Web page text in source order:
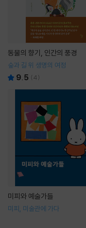
동물의 향기, 인간의 풍경
숲과 길 위 생명의 여정
9.5 (4)
미피와 예술가들
미피, 미술관에 가다